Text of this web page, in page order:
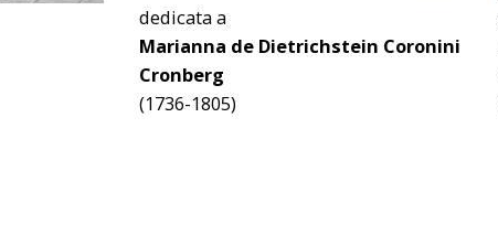
dedicata a
Marianna de Dietrichstein Coronini
Cronberg
(1736-1805)